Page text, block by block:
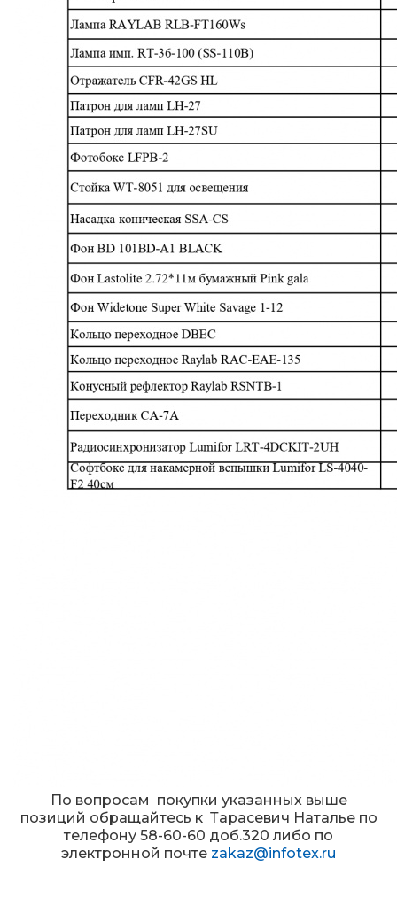
По вопросам покупки указанных выше
позиций обращайтесь к Тарасевич Наталье по
телефону 58-60-60 доб.320 либо по
электронной почте zakaz@infotex.ru